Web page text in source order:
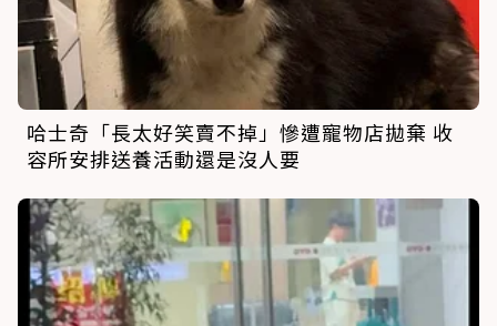
哈士奇「長太好笑賣不掉」慘遭寵物店拋棄 收
容所安排送養活動還是沒人要